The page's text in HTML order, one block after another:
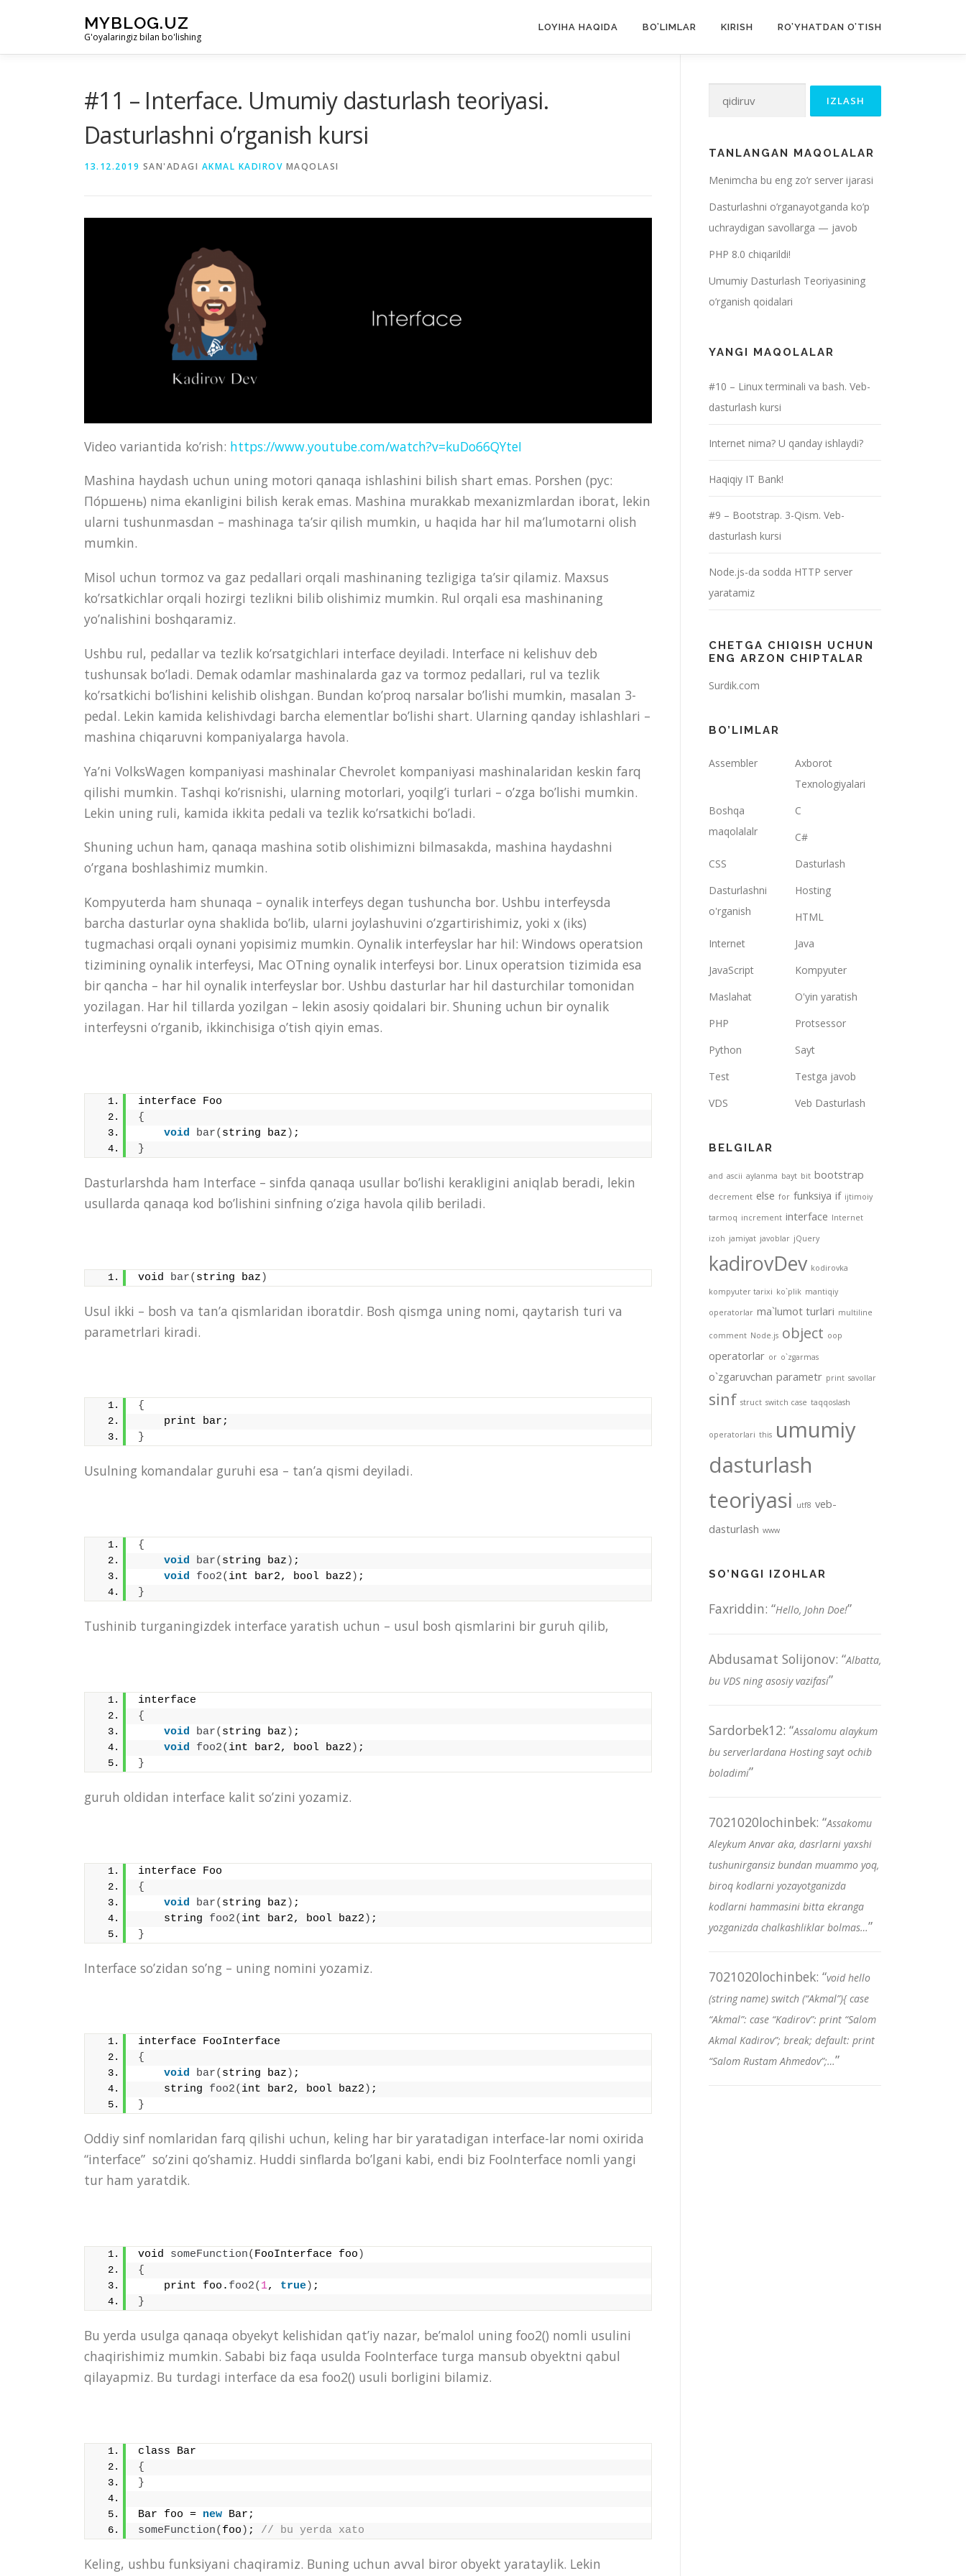
MYBLOG.UZ
G'oyalaringiz bilan bo'lishing
LOYIHA HAQIDA BO’LIMLAR KIRISH RO’YHATDAN O’TISH
#11 – Interface. Umumiy dasturlash teoriyasi.
Dasturlashni o’rganish kursi
13.12.2019 SAN'ADAGI AKMAL KADIROV MAQOLASI
Video variantida ko’rish: https://www.youtube.com/watch?v=kuDo66QYteI
Mashina haydash uchun uning motori qanaqa ishlashini bilish shart emas. Porshen (рус:
По́ршень) nima ekanligini bilish kerak emas. Mashina murakkab mexanizmlardan iborat, lekin
ularni tushunmasdan – mashinaga ta’sir qilish mumkin, u haqida har hil ma’lumotarni olish
mumkin.
Misol uchun tormoz va gaz pedallari orqali mashinaning tezligiga ta’sir qilamiz. Maxsus
ko’rsatkichlar orqali hozirgi tezlikni bilib olishimiz mumkin. Rul orqali esa mashinaning
yo’nalishini boshqaramiz.
Ushbu rul, pedallar va tezlik ko’rsatgichlari interface deyiladi. Interface ni kelishuv deb
tushunsak bo’ladi. Demak odamlar mashinalarda gaz va tormoz pedallari, rul va tezlik
ko’rsatkichi bo’lishini kelishib olishgan. Bundan ko’proq narsalar bo’lishi mumkin, masalan 3-
pedal. Lekin kamida kelishivdagi barcha elementlar bo’lishi shart. Ularning qanday ishlashlari –
mashina chiqaruvni kompaniyalarga havola.
Ya’ni VolksWagen kompaniyasi mashinalar Chevrolet kompaniyasi mashinalaridan keskin farq
qilishi mumkin. Tashqi ko’risnishi, ularning motorlari, yoqilg’i turlari – o’zga bo’lishi mumkin.
Lekin uning ruli, kamida ikkita pedali va tezlik ko’rsatkichi bo’ladi.
Shuning uchun ham, qanaqa mashina sotib olishimizni bilmasakda, mashina haydashni
o’rgana boshlashimiz mumkin.
Kompyuterda ham shunaqa – oynalik interfeys degan tushuncha bor. Ushbu interfeysda
barcha dasturlar oyna shaklida bo’lib, ularni joylashuvini o’zgartirishimiz, yoki x (iks)
tugmachasi orqali oynani yopisimiz mumkin. Oynalik interfeyslar har hil: Windows operatsion
tizimining oynalik interfeysi, Mac OTning oynalik interfeysi bor. Linux operatsion tizimida esa
bir qancha – har hil oynalik interfeyslar bor. Ushbu dasturlar har hil dasturchilar tomonidan
yozilagan. Har hil tillarda yozilgan – lekin asosiy qoidalari bir. Shuning uchun bir oynalik
interfeysni o’rganib, ikkinchisiga o’tish qiyin emas.
interface Foo
{
void
bar( string baz ) ;
}
Dasturlarshda ham Interface – sinfda qanaqa usullar bo’lishi kerakligini aniqlab beradi, lekin
usullarda qanaqa kod bo’lishini sinfning o’ziga havola qilib beriladi.
void bar( string baz )
Usul ikki – bosh va tan’a qismlaridan iboratdir. Bosh qismga uning nomi, qaytarish turi va
parametrlari kiradi.
{
    print bar;
}
Usulning komandalar guruhi esa – tan’a qismi deyiladi.
{
void
bar( string baz ) ;
void
foo2( int bar2, bool baz2 ) ;
}
Tushinib turganingizdek interface yaratish uchun – usul bosh qismlarini bir guruh qilib,
interface
{
void
bar( string baz ) ;
void
foo2( int bar2, bool baz2 ) ;
}
guruh oldidan interface kalit so’zini yozamiz.
interface Foo
{
void
bar( string baz ) ;
    string
foo2( int bar2, bool baz2 ) ;
}
Interface so’zidan so’ng – uning nomini yozamiz.
interface FooInterface
{
void
bar( string baz ) ;
    string
foo2( int bar2, bool baz2 ) ;
}
Oddiy sinf nomlaridan farq qilishi uchun, keling har bir yaratadigan interface-lar nomi oxirida
“interface” so’zini qo’shamiz. Huddi sinflarda bo’lgani kabi, endi biz FooInterface nomli yangi
tur ham yaratdik.
void someFunction( FooInterface foo )
{
    print foo.
foo2( 1, true) ;
}
Bu yerda usulga qanaqa obyekyt kelishidan qat’iy nazar, be’malol uning foo2() nomli usulini
chaqirishimiz mumkin. Sababi biz faqa usulda FooInterface turga mansub obyektni qabul
qilayapmiz. Bu turdagi interface da esa foo2() usuli borligini bilamiz.
class Bar
{
}
Bar foo = new Bar;
someFunction( foo ) ; // bu yerda xato
Keling, ushbu funksiyani chaqiramiz. Buning uchun avval biror obyekt yarataylik. Lekin
Qidirshish:
TANLANGAN MAQOLALAR
Menimcha bu eng zo’r server ijarasi
Dasturlashni o’rganayotganda ko’p
uchraydigan savollarga — javob
PHP 8.0 chiqarildi!
Umumiy Dasturlash Teoriyasining
o’rganish qoidalari
YANGI MAQOLALAR
#10 – Linux terminali va bash. Veb-
dasturlash kursi
Internet nima? U qanday ishlaydi?
Haqiqiy IT Bank!
#9 – Bootstrap. 3-Qism. Veb-
dasturlash kursi
Node.js-da sodda HTTP server
yaratamiz
CHETGA CHIQISH UCHUN
ENG ARZON CHIPTALAR
Surdik.com
BO’LIMLAR
Assembler
Axborot
Texnologiyalari
Boshqa
maqolalalr
C
C#
CSS
Dasturlash
Dasturlashni
o'rganish
Hosting
HTML
Internet
Java
JavaScript
Kompyuter
Maslahat
O'yin yaratish
PHP
Protsessor
Python
Sayt
Test
Testga javob
VDS
Veb Dasturlash
BELGILAR
and ascii aylanma bayt bit bootstrap
decrement else for funksiya if ijtimoiy
tarmoq increment interface Internet
izoh jamiyat javoblar jQuery
kadirovDev kodirovka
kompyuter tarixi ko`plik mantiqiy
operatorlar ma`lumot turlari multiline
comment Node.js object oop
operatorlar or o`zgarmas
o`zgaruvchan parametr print savollar
sinf struct switch case taqqoslash
operatorlari this umumiy
dasturlash
teoriyasi utf8 veb-
dasturlash www
SO’NGGI IZOHLAR
Faxriddin: “Hello, John Doe!”
Abdusamat Solijonov: “Albatta,
bu VDS ning asosiy vazifasi”
Sardorbek12: “Assalomu alaykum
bu serverlardana Hosting sayt ochib
boladimi”
7021020lochinbek: “Assakomu
Aleykum Anvar aka, dasrlarni yaxshi
tushunirgansiz bundan muammo yoq,
biroq kodlarni yozayotganizda
kodlarni hammasini bitta ekranga
yozganizda chalkashliklar bolmas…”
7021020lochinbek: “void hello
(string name) switch (“Akmal”){ case
“Akmal”: case “Kadirov”: print “Salom
Akmal Kadirov”; break; default: print
“Salom Rustam Ahmedov”;…”